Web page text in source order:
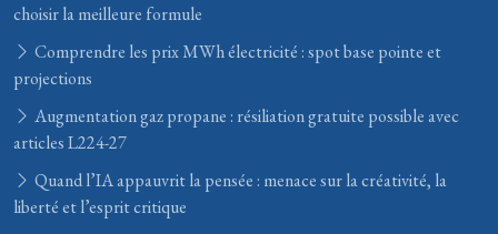
choisir la meilleure formule
Comprendre les prix MWh électricité : spot base pointe et
projections
Augmentation gaz propane : résiliation gratuite possible avec
articles L224-27
Quand l’IA appauvrit la pensée : menace sur la créativité, la
liberté et l’esprit critique